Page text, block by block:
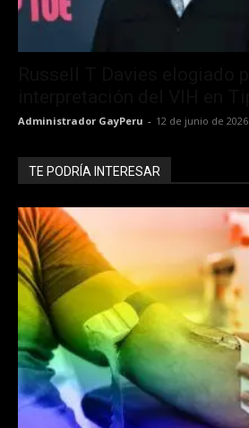
Administrador GayPeru - 12 de junio de 2026
TE PODRÍA INTERESAR